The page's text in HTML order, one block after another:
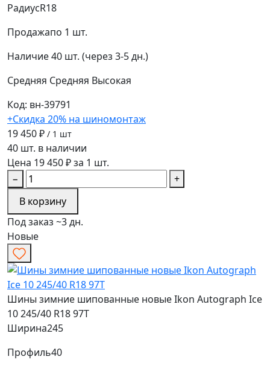
РадиусR18
Продажапо 1 шт.
Наличие40 шт. (через 3-5 дн.)
Средняя Средняя Высокая
Код: вн-39791
+Скидка 20% на шиномонтаж
19 450 ₽ / 1 шт
40 шт. в наличии
Цена 19 450 ₽ за 1 шт.
−
+
В корзину
Под заказ ~3 дн.
Новые
Шины зимние шипованные новые Ikon Autograph Ice
10 245/40 R18 97T
Ширина245
Профиль40